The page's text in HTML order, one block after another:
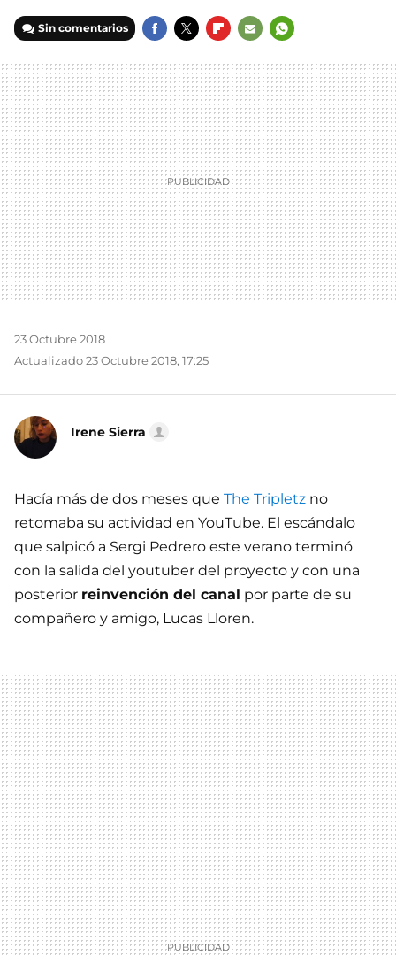
Sin comentarios
MAIL
23 Octubre 2018
Actualizado 23 Octubre 2018, 17:25
Irene Sierra
Hacía más de dos meses que The Tripletz no
retomaba su actividad en YouTube. El escándalo
que salpicó a Sergi Pedrero este verano terminó
con la salida del youtuber del proyecto y con una
posterior reinvención del canal por parte de su
compañero y amigo, Lucas Lloren.